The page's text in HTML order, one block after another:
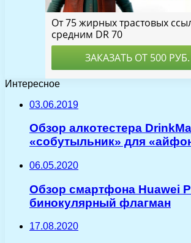
Интересное
03.06.2019
Обзор алкотестера
«cобутыльник» для
06.05.2020
Обзор смартфона Huawei
бинокулярный флагман
17.08.2020